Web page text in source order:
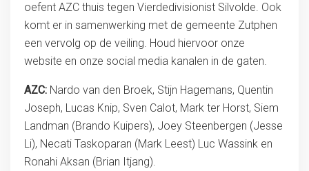
oefent AZC thuis tegen Vierdedivisionist Silvolde. Ook
komt er in samenwerking met de gemeente Zutphen
een vervolg op de veiling. Houd hiervoor onze
website en onze social media kanalen in de gaten.
AZC:Nardo van den Broek, Stijn Hagemans, Quentin
Joseph, Lucas Knip, Sven Calot, Mark ter Horst, Siem
Landman (Brando Kuipers), Joey Steenbergen (Jesse
Li), Necati Taskoparan (Mark Leest) Luc Wassink en
Ronahi Aksan (Brian Itjang).